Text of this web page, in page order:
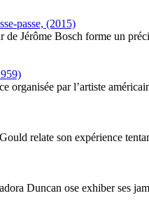
passe, (2015)
de Jérôme Bosch forme un
organisée par l’artiste
relate son expérience
Duncan ose exhiber ses